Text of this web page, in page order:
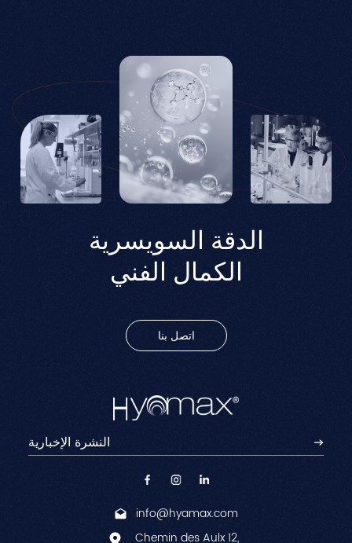
الدقة السويسرية
الكمال الفني
اتصل بنا
info@hyamax.com
Chemin des Aulx 12,